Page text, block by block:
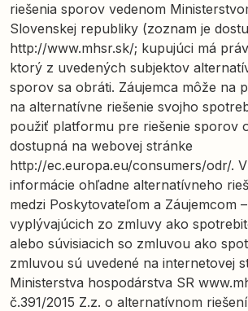
riešenia sporov vedenom
Slovenskej republiky (zoznam je
http://www.mhsr.sk/; kupujúci má
ktorý z uvedených subjektov
sporov sa obráti. Záujemca môže na
na alternatívne riešenie svojho
použiť platformu pre riešenie sporov
dostupná na webovej stránke
http://ec.europa.eu/consumers/odr/.
informácie ohľadne alternatívneho
medzi Poskytovateľom a Záujemcom
vyplývajúcich zo zmluvy ako
alebo súvisiacich so zmluvou ako
zmluvou sú uvedené na internetovej
Ministerstva hospodárstva SR
č.391/2015 Z.z. o alternatívnom